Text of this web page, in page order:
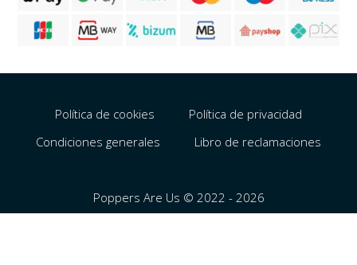
Política de cookies
Política de privacidad
Condiciones generales
Libro de reclamaciones
Poppers Are Us © 2022 - 2026